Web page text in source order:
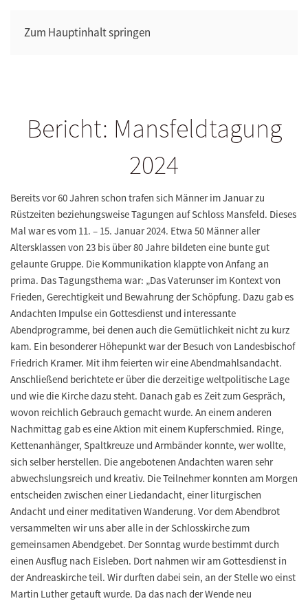
Zum Hauptinhalt springen
Bericht: Mansfeldtagung
2024
Bereits vor 60 Jahren schon trafen sich Männer im Januar zu
Rüstzeiten beziehungsweise Tagungen auf Schloss Mansfeld. Dieses
Mal war es vom 11. – 15. Januar 2024. Etwa 50 Männer aller
Altersklassen von 23 bis über 80 Jahre bildeten eine bunte gut
gelaunte Gruppe. Die Kommunikation klappte von Anfang an
prima. Das Tagungsthema war: „Das Vaterunser im Kontext von
Frieden, Gerechtigkeit und Bewahrung der Schöpfung. Dazu gab es
Andachten Impulse ein Gottesdienst und interessante
Abendprogramme, bei denen auch die Gemütlichkeit nicht zu kurz
kam. Ein besonderer Höhepunkt war der Besuch von Landesbischof
Friedrich Kramer. Mit ihm feierten wir eine Abendmahlsandacht.
Anschließend berichtete er über die derzeitige weltpolitische Lage
und wie die Kirche dazu steht. Danach gab es Zeit zum Gespräch,
wovon reichlich Gebrauch gemacht wurde. An einem anderen
Nachmittag gab es eine Aktion mit einem Kupferschmied. Ringe,
Kettenanhänger, Spaltkreuze und Armbänder konnte, wer wollte,
sich selber herstellen. Die angebotenen Andachten waren sehr
abwechslungsreich und kreativ. Die Teilnehmer konnten am Morgen
entscheiden zwischen einer Liedandacht, einer liturgischen
Andacht und einer meditativen Wanderung. Vor dem Abendbrot
versammelten wir uns aber alle in der Schlosskirche zum
gemeinsamen Abendgebet. Der Sonntag wurde bestimmt durch
einen Ausflug nach Eisleben. Dort nahmen wir am Gottesdienst in
der Andreaskirche teil. Wir durften dabei sein, an der Stelle wo einst
Martin Luther getauft wurde. Da das nach der Wende neu